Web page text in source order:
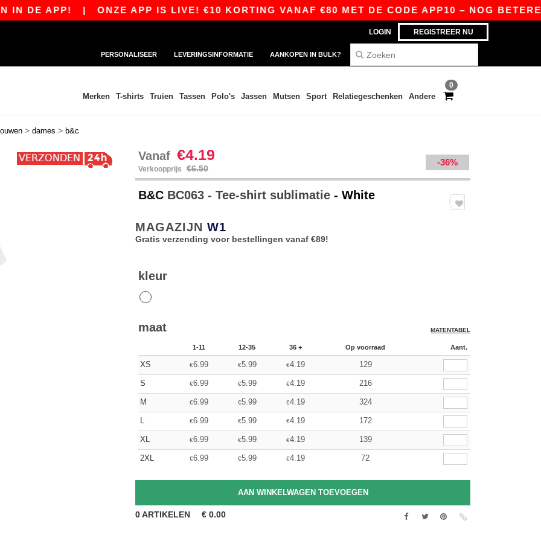
APP! |ONZE APP IS LIVE! €10 KORTING VANAF €80 MET DE CODE APP10 – NOG BETERE
LOGIN REGISTREER NU
PERSONALISEER LEVERINGSINFORMATIE AANKOPEN IN BULK?
0
Merken T-shirts Truien Tassen Polo's Jassen Mutsen Sport Relatiegeschenken Andere
> dames > b&c
Vanaf €4.19
Verkoopprijs €6.50
-36%
B&C BC063 - Tee-shirt sublimatie - White
MAGAZIJN W1
Gratis verzending voor bestellingen vanaf €89!
kleur
maat MATENTABEL
1-11 12-35 36 + Op voorraad Aant.
XS €6.99 €5.99 €4.19 129
S €6.99 €5.99 €4.19 216
M €6.99 €5.99 €4.19 324
L €6.99 €5.99 €4.19 172
XL €6.99 €5.99 €4.19 139
2XL €6.99 €5.99 €4.19 72
0ARTIKELEN € 0.00